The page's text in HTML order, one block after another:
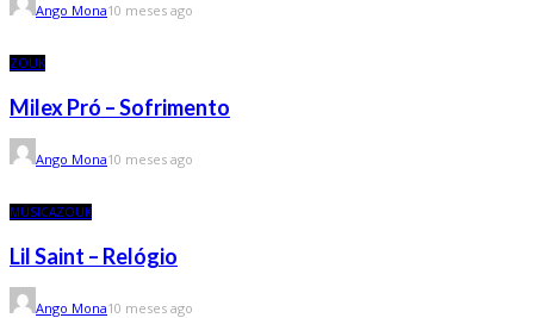
Ango Mona10 meses ago
ZOUK
Milex Pró – Sofrimento
Ango Mona10 meses ago
MÚSICAZOUK
Lil Saint – Relógio
Ango Mona10 meses ago